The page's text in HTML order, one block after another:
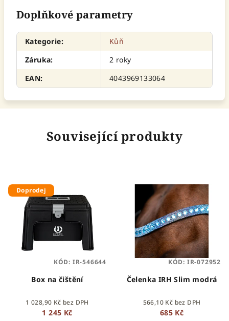
Doplňkové parametry
Kategorie:
Kůň
Záruka:
2 roky
EAN: 4043969133064
Související produkty
Doprodej
Box na čištění
1 028,90 Kč bez DPH
1 245 Kč
KÓD: IR-546644
Čelenka IRH Slim modrá
566,10 Kč bez DPH
685 Kč
KÓD: IR-072952